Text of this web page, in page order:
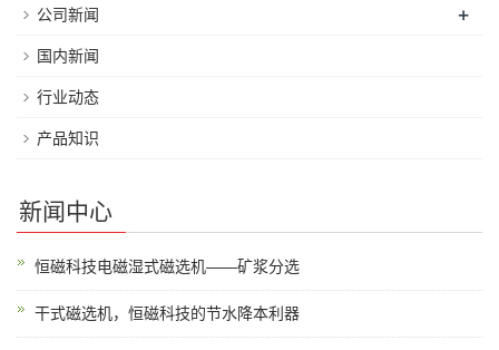
公司新闻 +
国内新闻
行业动态
产品知识
新闻中心
恒磁科技电磁湿式磁选机——矿浆分选
干式磁选机，恒磁科技的节水降本利器